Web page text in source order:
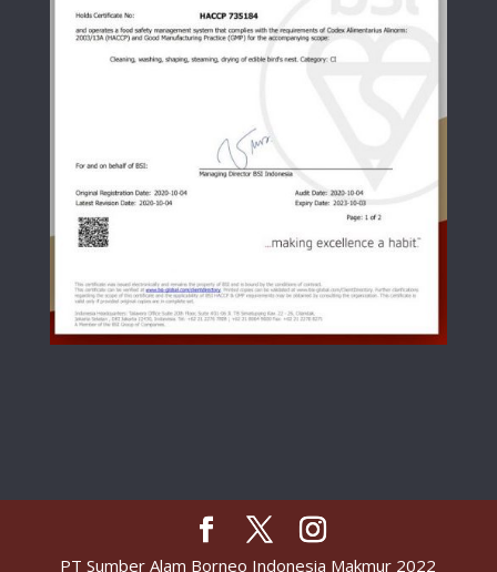
PT Sumber Alam Borneo Indonesia Makmur 2022